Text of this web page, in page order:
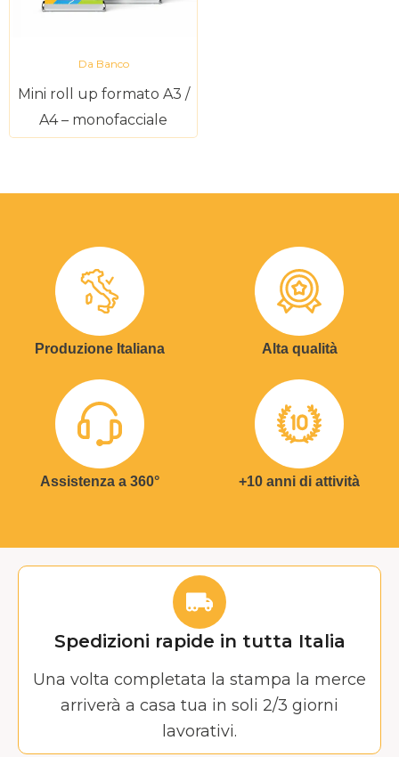
Da Banco
Mini roll up formato A3 /
A4 – monofacciale
Produzione Italiana Alta qualità
Assistenza a 360° +10 anni di attività
Spedizioni rapide in tutta Italia
Una volta completata la stampa la merce
arriverà a casa tua in soli 2/3 giorni
lavorativi.